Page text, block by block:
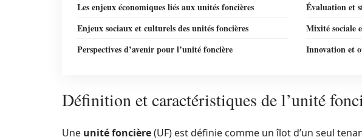
Les enjeux économiques liés aux unités foncières
Évaluation et
Enjeux sociaux et culturels des unités foncières
Mixité sociale
Perspectives d’avenir pour l’unité foncière
Innovation et
Définition et caractéristiques de l’unité
Une unité foncière(UF) est définie comme un îlot d’un seul